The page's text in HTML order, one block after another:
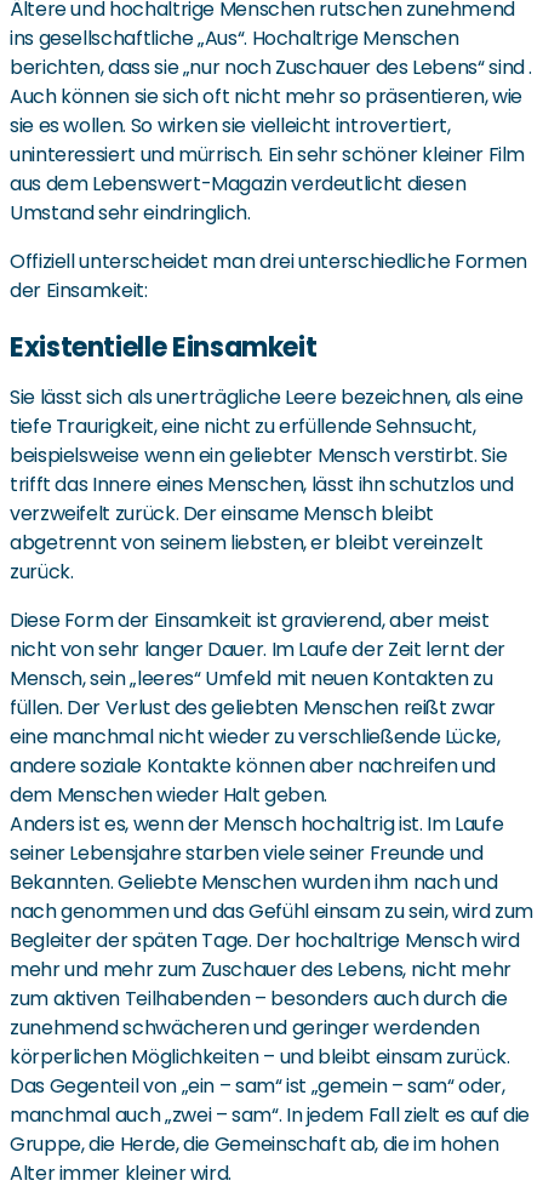
Ältere und hochaltrige Menschen rutschen zunehmend
ins gesellschaftliche „Aus“. Hochaltrige Menschen
berichten, dass sie „nur noch Zuschauer des Lebens“ sind .
Auch können sie sich oft nicht mehr so präsentieren, wie
sie es wollen. So wirken sie vielleicht introvertiert,
uninteressiert und mürrisch. Ein sehr schöner kleiner Film
aus dem Lebenswert-Magazin verdeutlicht diesen
Umstand sehr eindringlich.
Offiziell unterscheidet man drei unterschiedliche Formen
der Einsamkeit:
Existentielle Einsamkeit
Sie lässt sich als unerträgliche Leere bezeichnen, als eine
tiefe Traurigkeit, eine nicht zu erfüllende Sehnsucht,
beispielsweise wenn ein geliebter Mensch verstirbt. Sie
trifft das Innere eines Menschen, lässt ihn schutzlos und
verzweifelt zurück. Der einsame Mensch bleibt
abgetrennt von seinem liebsten, er bleibt vereinzelt
zurück.
Diese Form der Einsamkeit ist gravierend, aber meist
nicht von sehr langer Dauer. Im Laufe der Zeit lernt der
Mensch, sein „leeres“ Umfeld mit neuen Kontakten zu
füllen. Der Verlust des geliebten Menschen reißt zwar
eine manchmal nicht wieder zu verschließende Lücke,
andere soziale Kontakte können aber nachreifen und
dem Menschen wieder Halt geben.
Anders ist es, wenn der Mensch hochaltrig ist. Im Laufe
seiner Lebensjahre starben viele seiner Freunde und
Bekannten. Geliebte Menschen wurden ihm nach und
nach genommen und das Gefühl einsam zu sein, wird zum
Begleiter der späten Tage. Der hochaltrige Mensch wird
mehr und mehr zum Zuschauer des Lebens, nicht mehr
zum aktiven Teilhabenden – besonders auch durch die
zunehmend schwächeren und geringer werdenden
körperlichen Möglichkeiten – und bleibt einsam zurück.
Das Gegenteil von „ein – sam“ ist „gemein – sam“ oder,
manchmal auch „zwei – sam“. In jedem Fall zielt es auf die
Gruppe, die Herde, die Gemeinschaft ab, die im hohen
Alter immer kleiner wird.